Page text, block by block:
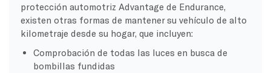
protección automotriz Advantage de Endurance,
existen otras formas de mantener su vehículo de alto
kilometraje desde su hogar, que incluyen:
Comprobación de todas las luces en busca de
bombillas fundidas